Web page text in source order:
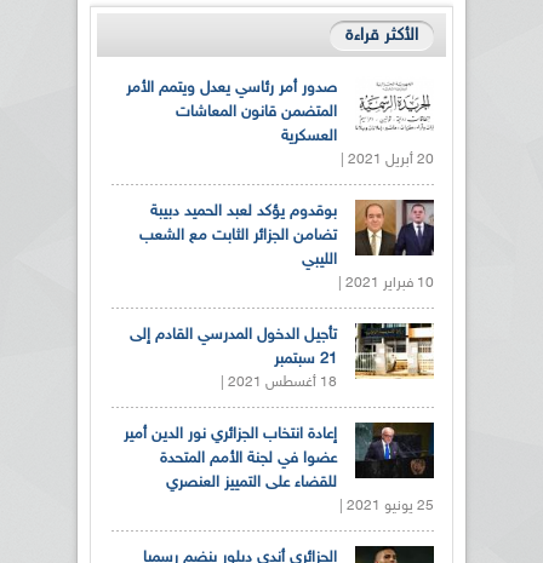
الأكثر قراءة
صدور أمر رئاسي يعدل ويتمم الأمر
المتضمن قانون المعاشات
العسكرية
20 أبريل 2021 |
بوقدوم يؤكد لعبد الحميد دبيبة
تضامن الجزائر الثابت مع الشعب
الليبي
10 فبراير 2021 |
تأجيل الدخول المدرسي القادم إلى
21 سبتمبر
18 أغسطس 2021 |
إعادة انتخاب الجزائري نور الدين أمير
عضوا في لجنة الأمم المتحدة
للقضاء على التمييز العنصري
25 يونيو 2021 |
الجزائري أندي ديلور ينضم رسميا